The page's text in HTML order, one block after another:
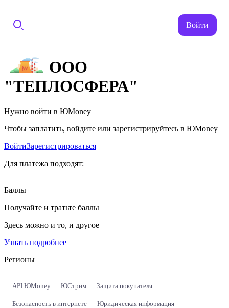
Войти
ООО
"ТЕПЛОСФЕРА"
Нужно войти в ЮMoney
Чтобы заплатить, войдите или зарегистрируйтесь в ЮMoney
ВойтиЗарегистрироваться
Для платежа подходят:
Баллы
Получайте и тратьте баллы
Здесь можно и то, и другое
Узнать подробнее
Регионы
API ЮMoney ЮСтрим Защита покупателя
Безопасность в интернете Юридическая информация